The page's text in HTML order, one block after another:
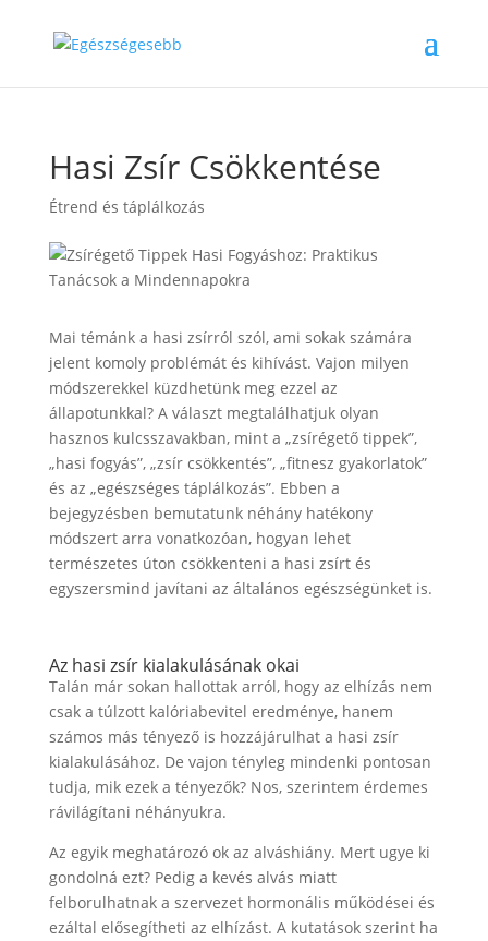
Hasi Zsír Csökkentése
Étrend és táplálkozás
Mai témánk a hasi zsírról szól, ami sokak számára
jelent komoly problémát és kihívást. Vajon milyen
módszerekkel küzdhetünk meg ezzel az
állapotunkkal? A választ megtalálhatjuk olyan
hasznos kulcsszavakban, mint a „zsírégető tippek”,
„hasi fogyás”, „zsír csökkentés”, „fitnesz gyakorlatok”
és az „egészséges táplálkozás”. Ebben a
bejegyzésben bemutatunk néhány hatékony
módszert arra vonatkozóan, hogyan lehet
természetes úton csökkenteni a hasi zsírt és
egyszersmind javítani az általános egészségünket is.
Az hasi zsír kialakulásának okai
Talán már sokan hallottak arról, hogy az elhízás nem
csak a túlzott kalóriabevitel eredménye, hanem
számos más tényező is hozzájárulhat a hasi zsír
kialakulásához. De vajon tényleg mindenki pontosan
tudja, mik ezek a tényezők? Nos, szerintem érdemes
rávilágítani néhányukra.
Az egyik meghatározó ok az alváshiány. Mert ugye ki
gondolná ezt? Pedig a kevés alvás miatt
felborulhatnak a szervezet hormonális működései és
ezáltal elősegítheti az elhízást. A kutatások szerint ha